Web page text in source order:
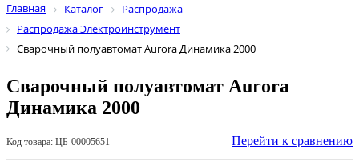
Главная Каталог
Распродажа
Распродажа Электроинструмент
Сварочный полуавтомат Aurora Динамика 2000
Сварочный полуавтомат Aurora
Динамика 2000
Код товара: ЦБ-00005651 Перейти к сравнению